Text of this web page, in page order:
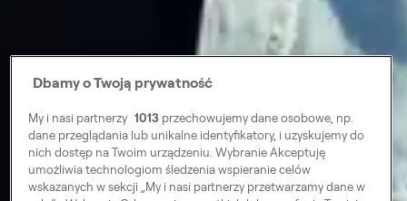
Dbamy o Twoją prywatność
My i nasi partnerzy 1013przechowujemy dane osobowe, np.
dane przeglądania lub unikalne identyfikatory, i uzyskujemy do
nich dostęp na Twoim urządzeniu. Wybranie Akceptuję
umożliwia technologiom śledzenia wspieranie celów
wskazanych w sekcji „My i nasi partnerzy przetwarzamy dane w